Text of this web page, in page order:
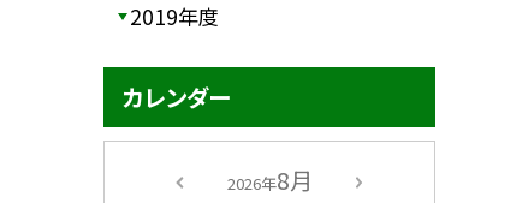
2019年度
カレンダー
2026年8月